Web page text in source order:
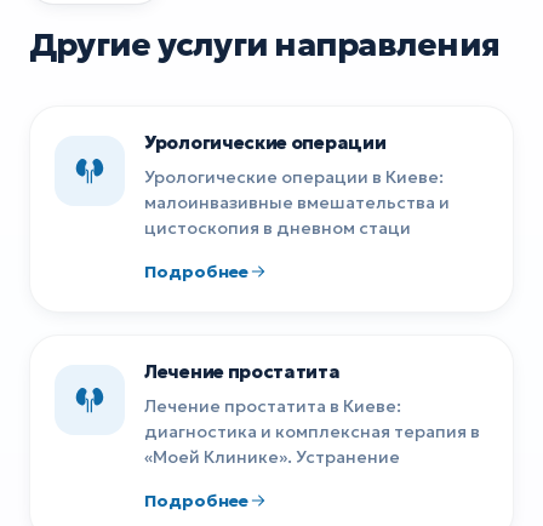
Другие услуги направления
Урологические операции
Урологические операции в Киеве:
малоинвазивные вмешательства и
цистоскопия в дневном стаци
Подробнее
Лечение простатита
Лечение простатита в Киеве:
диагностика и комплексная терапия в
«Моей Клинике». Устранение
Подробнее